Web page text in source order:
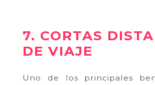
7. CORTAS
DE VIAJE
Uno de los principales